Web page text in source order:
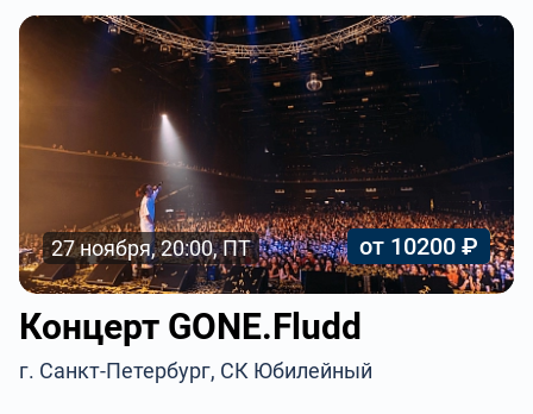
27 ноября, 20:00, ПТ от 10200 ₽
Концерт GONE.Fludd
г. Санкт-Петербург, СК Юбилейный